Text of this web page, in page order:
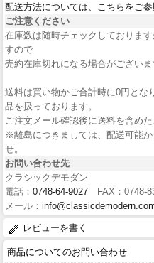
配送方法については、こちらをご参
ご注意ください
在庫数は随時チェックしておりま
すので
売約在庫切れになる場合がござい
送料は買い物かご合計時に0円とな
品を扱っております。
ご注文メール確認後に送料を含め
※離島につきましては、配送可能
せ。
お問い合わせ先
クラシックデモダン
電話： 0748-64-9027 FAX：0748-
メール：
レビューを書く
商品についてのお問い合わせ